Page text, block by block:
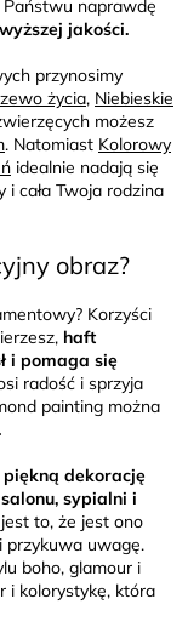
naprawdę
jakości.
przynosimy
życia, Niebieskie
możesz
. Natomiast Kolorowy
idealnie nadają się
cała Twoja rodzina
obraz?
Korzyści
haft
i pomaga się
radość i sprzyja
painting można
piękną dekorację
salonu, sypialni i
to, że jest ono
i przykuwa uwagę.
boho, glamour i
i kolorystykę, która